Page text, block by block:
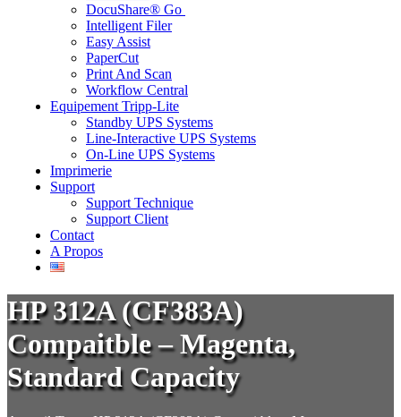
DocuShare® Go ​
Intelligent Filer
Easy Assist
PaperCut
Print And Scan
Workflow Central
Equipement Tripp-Lite
Standby UPS Systems
Line-Interactive UPS Systems
On-Line UPS Systems
Imprimerie
Support
Support Technique
Support Client
Contact
A Propos
HP 312A (CF383A)
Compaitble – Magenta,
Standard Capacity